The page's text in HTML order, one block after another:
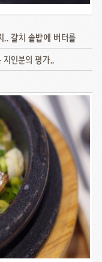
.. 갈치 솥밥에 버터를
인분의 평가..